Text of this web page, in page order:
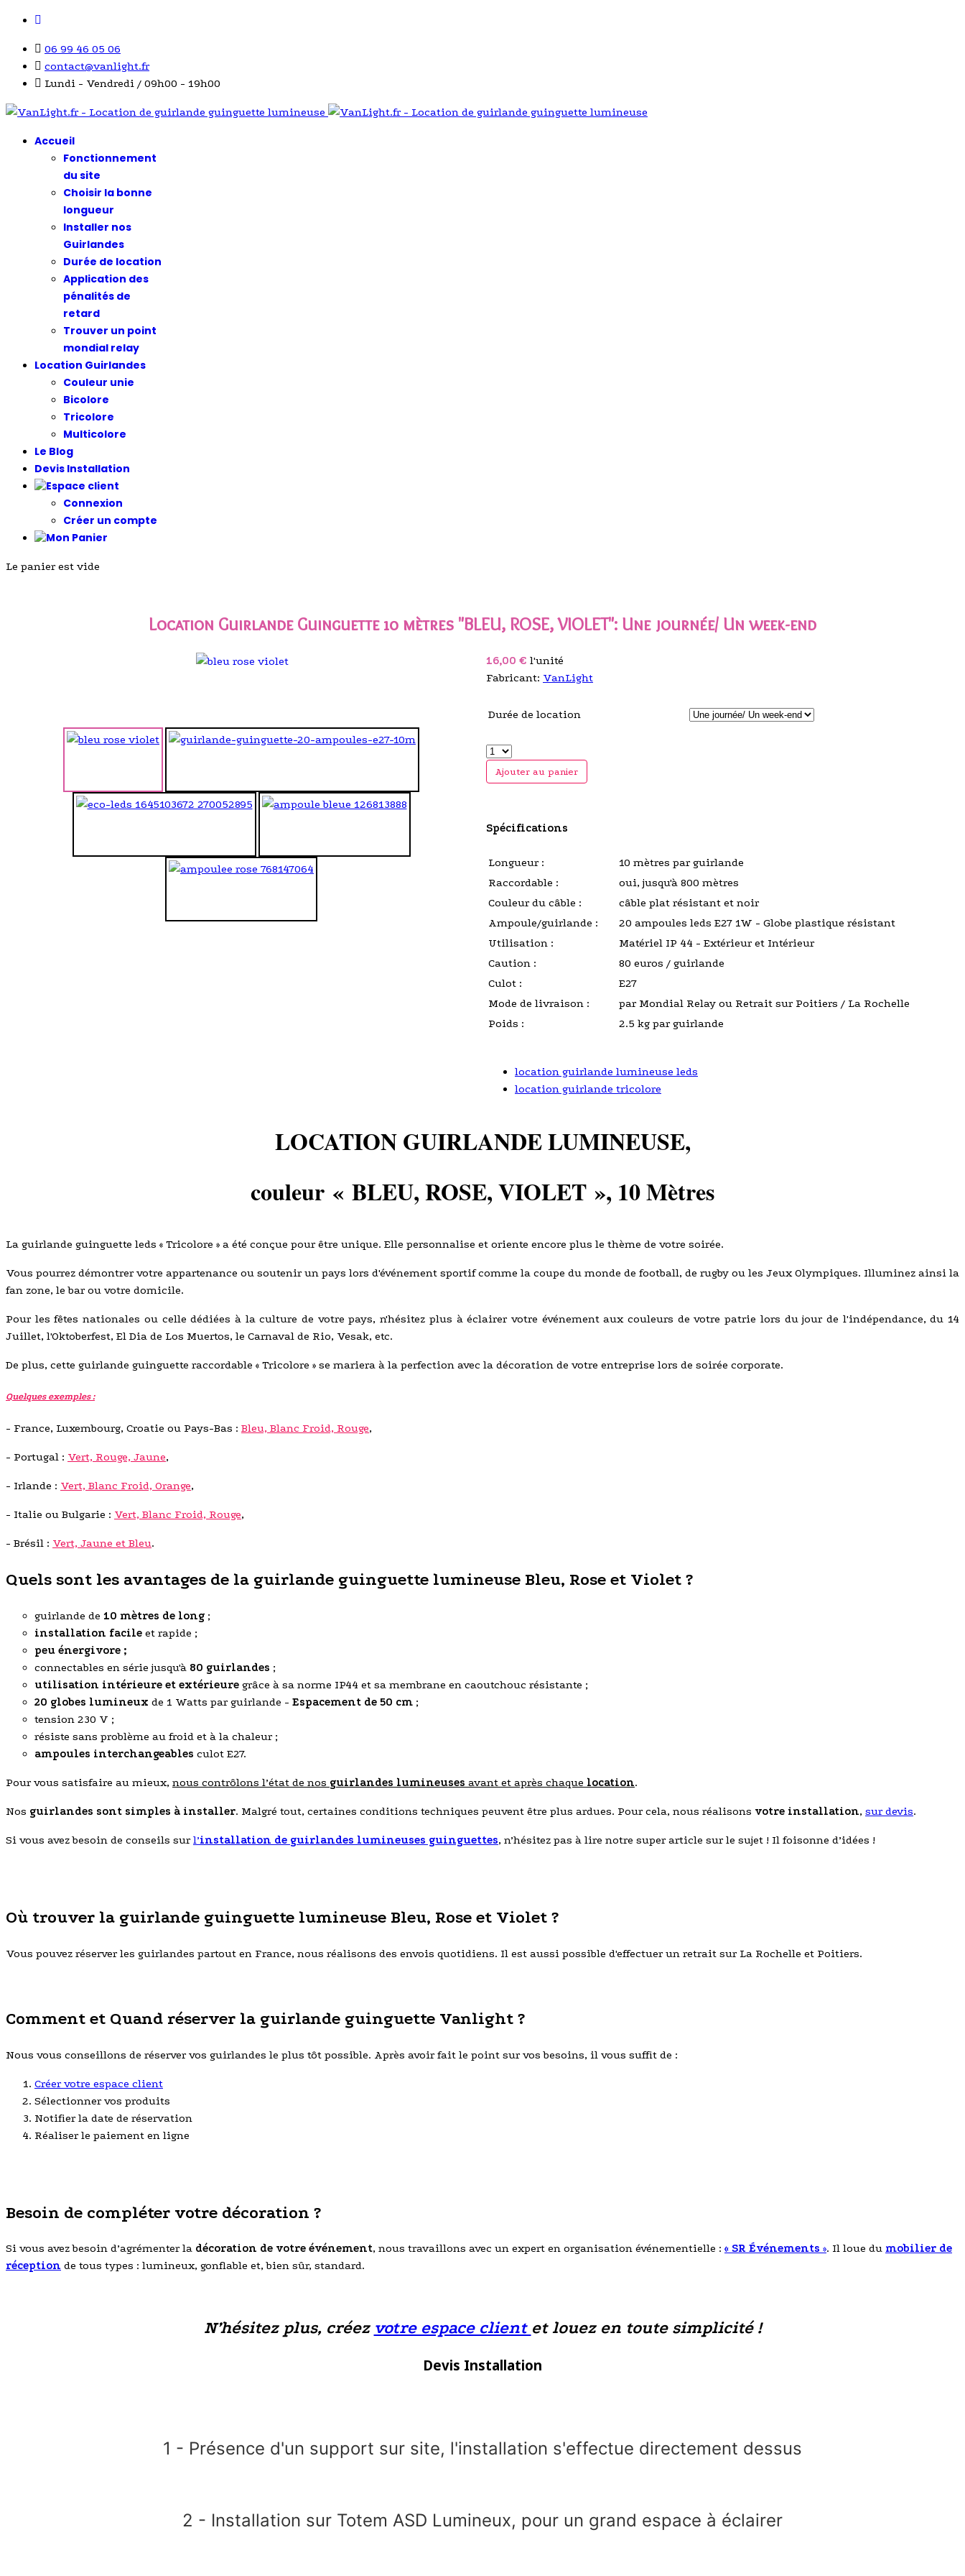
06 99 46 05 06
contact@vanlight.fr
Lundi - Vendredi / 09h00 - 19h00
Accueil
Fonctionnement
du site
Choisir la bonne
longueur
Installer nos
Guirlandes
Durée de location
Application des
pénalités de
retard
Trouver un point
mondial relay
Location Guirlandes
Couleur unie
Bicolore
Tricolore
Multicolore
Le Blog
Devis Installation
Connexion
Créer un compte
Le panier est vide
Location Guirlande Guinguette 10 mètres "BLEU, ROSE, VIOLET": Une journée/ Un week-end
16,00 € l'unité
Fabricant: VanLight
Durée de location
Ajouter au panier
Spécifications
Longueur :
10 mètres par guirlande
Raccordable :
oui, jusqu'à 800 mètres
Couleur du câble :
câble plat résistant et noir
Ampoule/guirlande :
20 ampoules leds E27 1W - Globe plastique résistant
Utilisation :
Matériel IP 44 - Extérieur et Intérieur
Caution :
80 euros / guirlande
Culot :
E27
Mode de livraison :
par Mondial Relay ou Retrait sur Poitiers / La Rochelle
Poids :
2.5 kg par guirlande
location guirlande lumineuse leds
location guirlande tricolore
LOCATION GUIRLANDE LUMINEUSE,
couleur « BLEU, ROSE, VIOLET », 10 Mètres
La guirlande guinguette leds « Tricolore » a été conçue pour être unique. Elle personnalise et oriente encore plus le thème de votre soirée.
Vous pourrez démontrer votre appartenance ou soutenir un pays lors d'événement sportif comme la coupe du monde de football, de rugby ou les Jeux Olympiques. Illuminez ainsi la
fan zone, le bar ou votre domicile.
Pour les fêtes nationales ou celle dédiées à la culture de votre pays, n'hésitez plus à éclairer votre événement aux couleurs de votre patrie lors du jour de l'indépendance, du 14
Juillet, l'Oktoberfest, El Dia de Los Muertos, le Carnaval de Rio, Vesak, etc.
De plus, cette guirlande guinguette raccordable « Tricolore » se mariera à la perfection avec la décoration de votre entreprise lors de soirée corporate.
Quelques exemples :
- France, Luxembourg, Croatie ou Pays-Bas : Bleu, Blanc Froid, Rouge,
- Portugal : Vert, Rouge, Jaune,
- Irlande : Vert, Blanc Froid, Orange,
- Italie ou Bulgarie : Vert, Blanc Froid, Rouge,
- Brésil : Vert, Jaune et Bleu.
Quels sont les avantages de la guirlande guinguette lumineuse Bleu, Rose et Violet ?
guirlande de 10 mètres de long ;
installation facile et rapide ;
peu énergivore ;
connectables en série jusqu'à 80 guirlandes ;
utilisation intérieure et extérieure grâce à sa norme IP44 et sa membrane en caoutchouc résistante ;
20 globes lumineux de 1 Watts par guirlande - Espacement de 50 cm ;
tension 230 V ;
résiste sans problème au froid et à la chaleur ;
ampoules interchangeables culot E27.
Pour vous satisfaire au mieux, nous contrôlons l’état de nos guirlandes lumineuses avant et après chaque location.
Nos guirlandes sont simples à installer. Malgré tout, certaines conditions techniques peuvent être plus ardues. Pour cela, nous réalisons votre installation, sur devis.
Si vous avez besoin de conseils surl’installation de guirlandes lumineuses guinguettes, n’hésitez pas à lire notre super article sur le sujet ! Il foisonne d’idées !
Où trouver la guirlande guinguette lumineuse Bleu, Rose et Violet ?
Vous pouvez réserver les guirlandes partout en France, nous réalisons des envois quotidiens. Il est aussi possible d'effectuer un retrait sur La Rochelle et Poitiers.
Comment et Quand réserver la guirlande guinguette Vanlight ?
Nous vous conseillons de réserver vos guirlandes le plus tôt possible. Après avoir fait le point sur vos besoins, il vous suffit de :
Créer votre espace client
Sélectionner vos produits
Notifier la date de réservation
Réaliser le paiement en ligne
Besoin de compléter votre décoration ?
Si vous avez besoin d’agrémenter la décoration de votre événement, nous travaillons avec un expert en organisation événementielle : « SR Événements ». Il loue du mobilier de
réception de tous types : lumineux, gonflable et, bien sûr, standard.
N’hésitez plus, créez votre espace client et louez en toute simplicité !
Devis Installation
1 - Présence d'un support sur site, l'installation s'effectue directement dessus
2 - Installation sur Totem ASD Lumineux, pour un grand espace à éclairer